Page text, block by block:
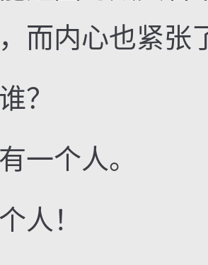
而内心也紧张
个人。
！